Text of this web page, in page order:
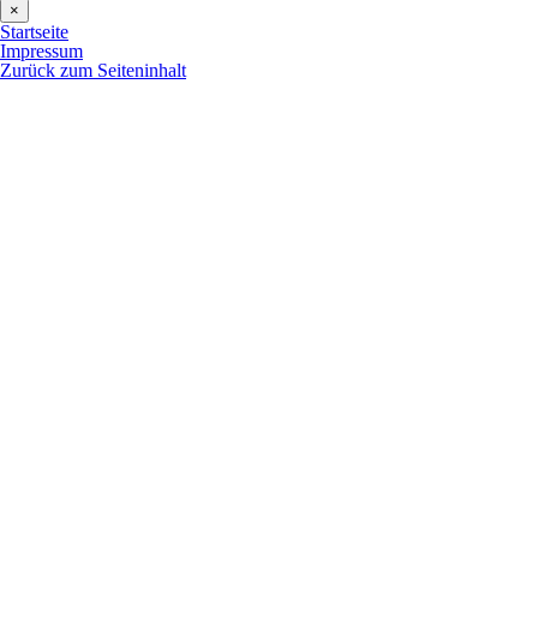
×
Startseite
Impressum
Zurück zum Seiteninhalt